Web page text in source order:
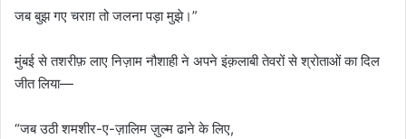
जब बुझ गए चराग़ तो जलना पड़ा मुझे।”
मुंबई से तशरीफ़ लाए निज़ाम नौशाही ने अपने इंक़लाबी तेवरों से श्रोताओं का दिल
जीत लिया—
“जब उठी शमशीर-ए-ज़ालिम ज़ुल्म ढाने के लिए,